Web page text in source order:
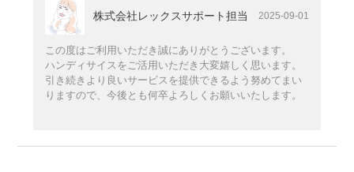
株式会社レックスサポート担当 2025-09-01
この度はご利用いただき誠にありがとうございます。
ハンディサイスをご活用いただき大変嬉しく思います。
引き続きより良いサービスを提供できるよう努めてまい
りますので、今後とも何卒よろしくお願いいたします。